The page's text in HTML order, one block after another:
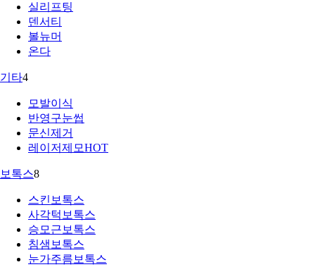
실리프팅
덴서티
볼뉴머
온다
기타4
모발이식
반영구눈썹
문신제거
레이저제모HOT
보톡스8
스킨보톡스
사각턱보톡스
승모근보톡스
침샘보톡스
눈가주름보톡스